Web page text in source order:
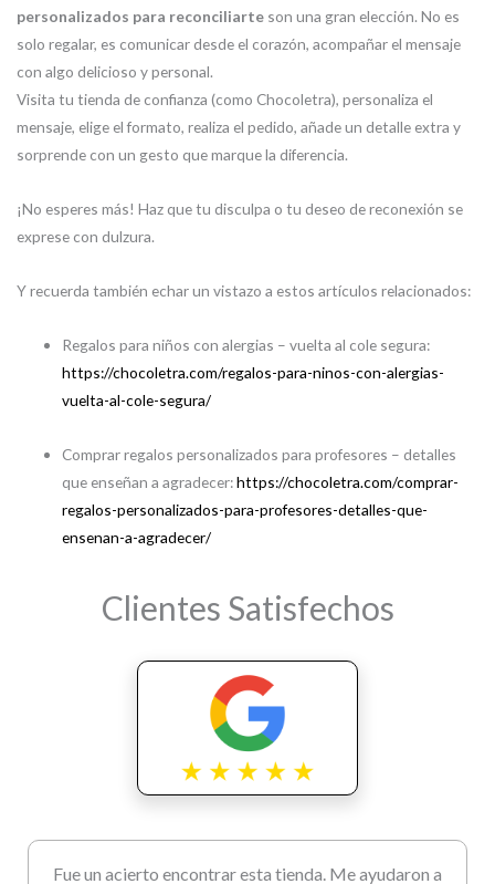
personalizados para reconciliarte son una gran elección. No es
solo regalar, es comunicar desde el corazón, acompañar el mensaje
con algo delicioso y personal.
Visita tu tienda de confianza (como Chocoletra), personaliza el
mensaje, elige el formato, realiza el pedido, añade un detalle extra y
sorprende con un gesto que marque la diferencia.
¡No esperes más! Haz que tu disculpa o tu deseo de reconexión se
exprese con dulzura.
Y recuerda también echar un vistazo a estos artículos relacionados:
Regalos para niños con alergias – vuelta al cole segura:
https://chocoletra.com/regalos-para-ninos-con-alergias-
vuelta-al-cole-segura/
Comprar regalos personalizados para profesores – detalles
que enseñan a agradecer:https://chocoletra.com/comprar-
regalos-personalizados-para-profesores-detalles-que-
ensenan-a-agradecer/
Clientes Satisfechos
Fue un acierto encontrar esta tienda. Me ayudaron a